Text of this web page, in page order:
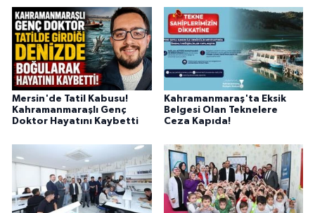
Mersin'de Tatil Kabusu!
Kahramanmaraşlı Genç
Doktor Hayatını Kaybetti
Kahramanmaraş'ta Eksik
Belgesi Olan Teknelere
Ceza Kapıda!